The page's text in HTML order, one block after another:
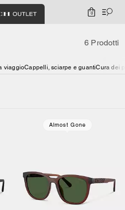
0
6 Prodotti
viaggioCappelli, sciarpe e guantiCura dei
Almost Gone